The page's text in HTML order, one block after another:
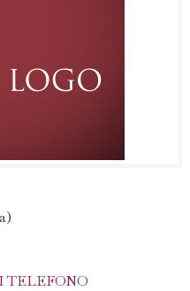
TELEFONO